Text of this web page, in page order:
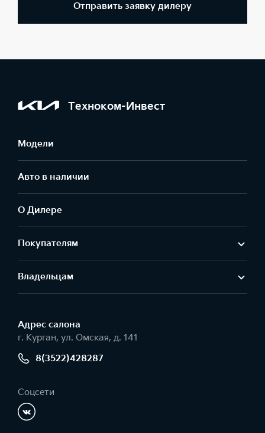
Отправить заявку дилеру
Техноком-Инвест
Модели
Авто в наличии
О Дилере
Покупателям
Владельцам
Адрес салонa
г. Курган, ул. Омская, д. 141
8(3522)428287
Соцсети